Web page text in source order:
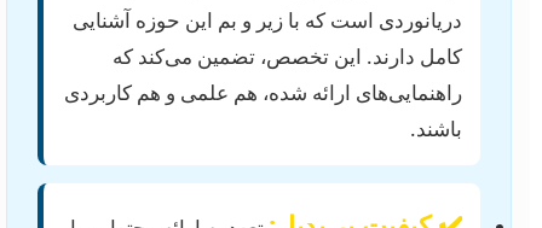
دریانوردی است که با زیر و بم این حوزه آشنایی
کامل دارند. این تخصص، تضمین می‌کند که
راهنمایی‌های ارائه شده، هم علمی و هم کاربردی
باشند.